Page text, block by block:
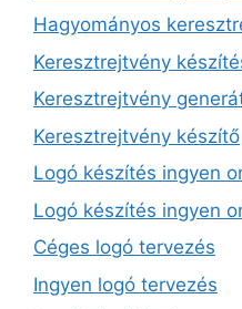
Hagyományos
Keresztrejtvény
Keresztrejtvény
Keresztrejtvény készítő
Logó készítés ingyen
Logó készítés ingyen
Céges logó tervezés
Ingyen logó tervezés